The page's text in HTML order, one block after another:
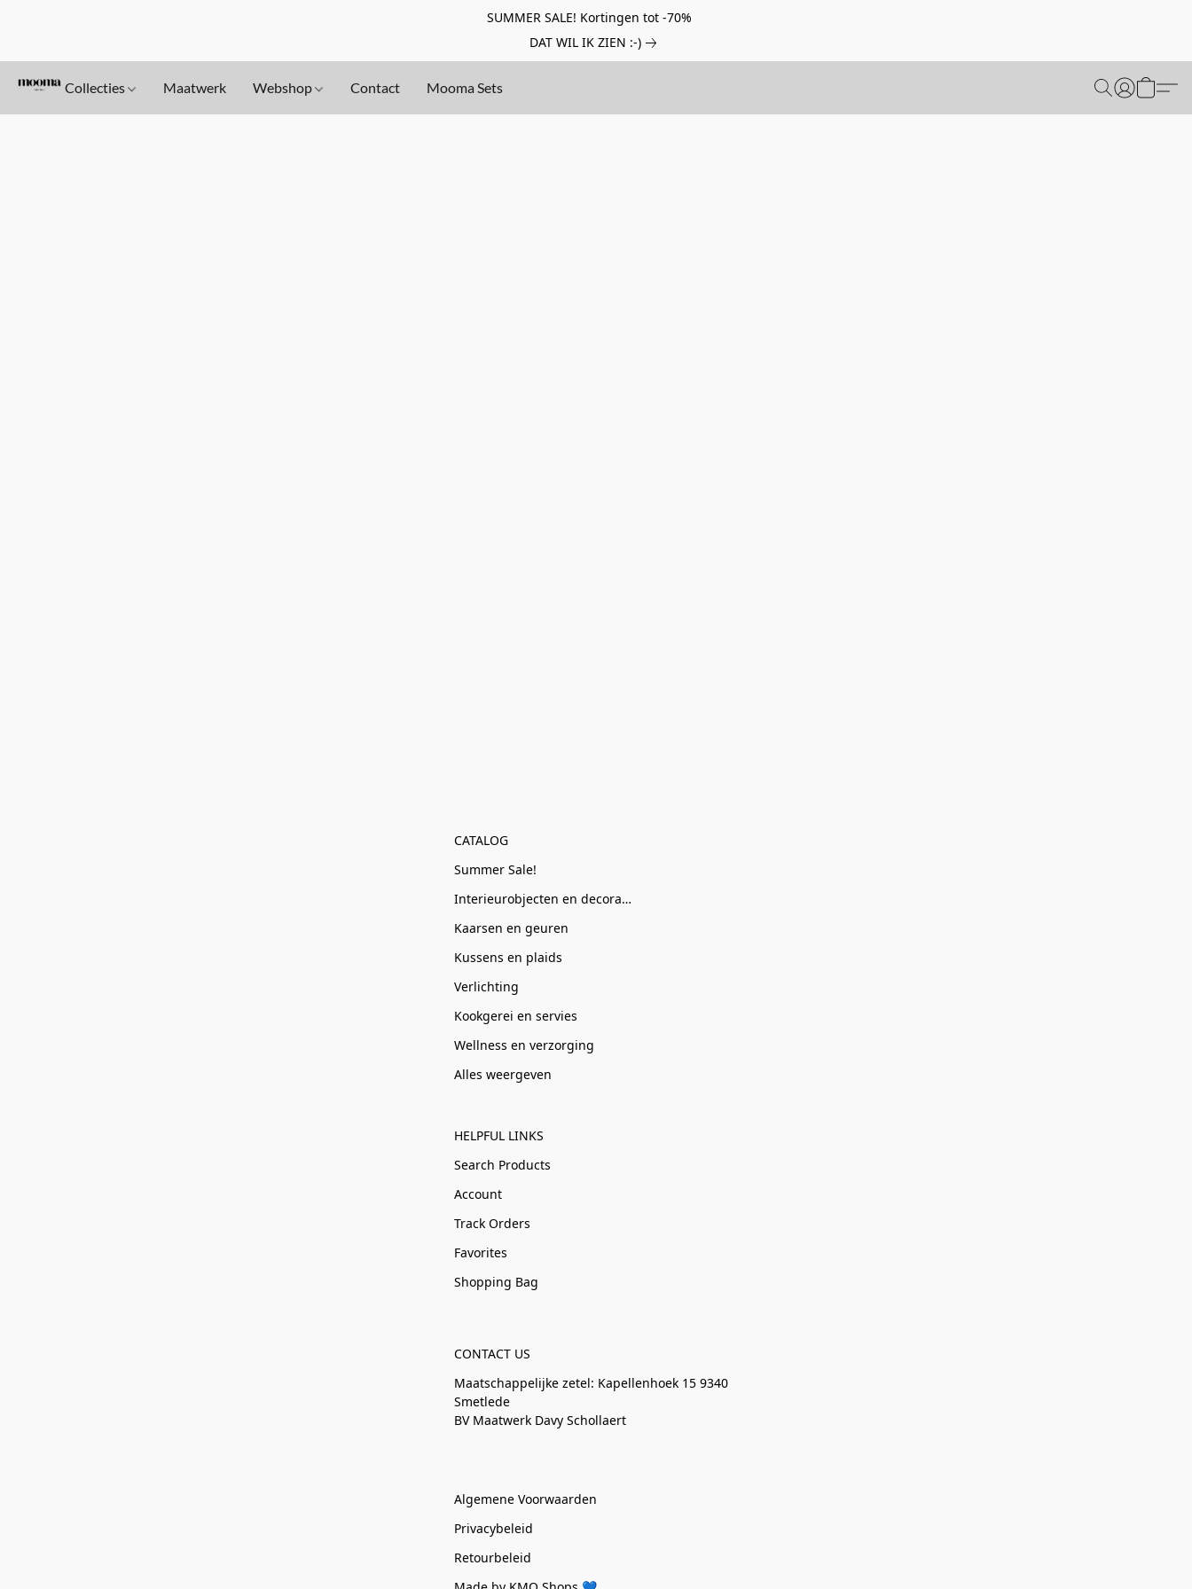
SUMMER SALE! Kortingen tot -70%
DAT WIL IK ZIEN :-)
Collecties Maatwerk Webshop Contact Mooma Sets
CATALOG
Summer Sale!
Interieurobjecten en decoratie
Kaarsen en geuren
Kussens en plaids
Verlichting
Kookgerei en servies
Wellness en verzorging
Alles weergeven
HELPFUL LINKS
Search Products
Account
Track Orders
Favorites
Shopping Bag
CONTACT US
Maatschappelijke zetel: Kapellenhoek 15 9340
Smetlede
BV Maatwerk Davy Schollaert
Algemene Voorwaarden
Privacybeleid
Retourbeleid